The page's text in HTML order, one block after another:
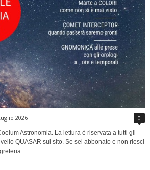
2026 0
Astronomia. La lettura è riservata a tutti gli
QUASAR sul sito. Se sei abbonato e non riesci